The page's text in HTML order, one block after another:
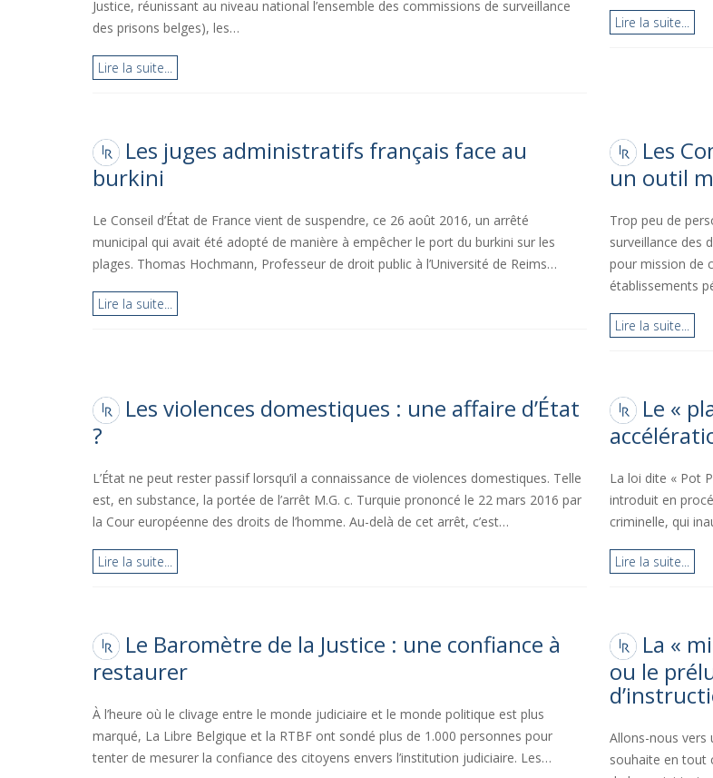
Justice, réunissant au niveau national l’ensemble des commissions de surveillance
des prisons belges), les…
Lire la suite...
Lire la suite...
Les juges administratifs français face au
burkini
Le Conseil d’État de France vient de suspendre, ce 26 août 2016, un arrêté
municipal qui avait été adopté de manière à empêcher le port du burkini sur les
plages. Thomas Hochmann, Professeur de droit public à l’Université de Reims…
Lire la suite...
Les
un outil
Trop peu de
surveillance des
pour mission de
établissements
Lire la suite...
Les violences domestiques : une affaire d’État
?
L’État ne peut rester passif lorsqu’il a connaissance de violences domestiques. Telle
est, en substance, la portée de l’arrêt M.G. c. Turquie prononcé le 22 mars 2016 par
la Cour européenne des droits de l’homme. Au-delà de cet arrêt, c’est…
Lire la suite...
Le «
La loi dite « Pot
introduit en
criminelle, qui
Lire la suite...
Le Baromètre de la Justice : une confiance à
restaurer
À l’heure où le clivage entre le monde judiciaire et le monde politique est plus
marqué, La Libre Belgique et la RTBF ont sondé plus de 1.000 personnes pour
tenter de mesurer la confiance des citoyens envers l’institution judiciaire. Les…
La «
ou le
Allons-nous vers
souhaite en tout